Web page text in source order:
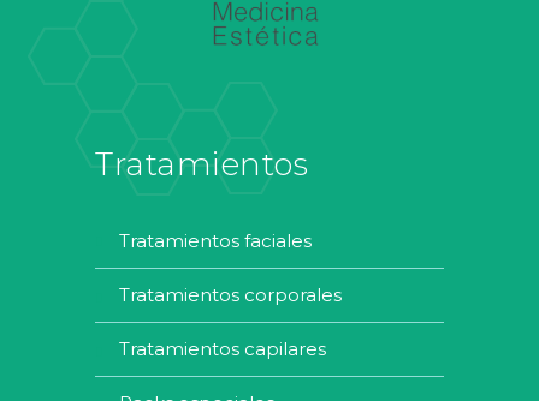
Tratamientos
tratamientos faciales
tratamientos corporales
tratamientos capilares